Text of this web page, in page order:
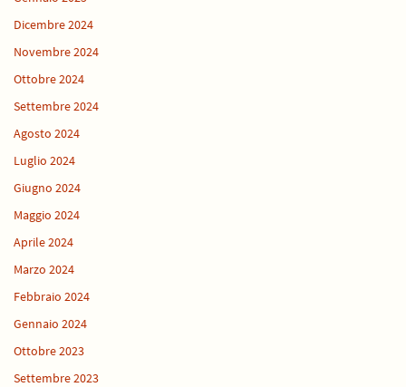
Dicembre 2024
Novembre 2024
Ottobre 2024
Settembre 2024
Agosto 2024
Luglio 2024
Giugno 2024
Maggio 2024
Aprile 2024
Marzo 2024
Febbraio 2024
Gennaio 2024
Ottobre 2023
Settembre 2023